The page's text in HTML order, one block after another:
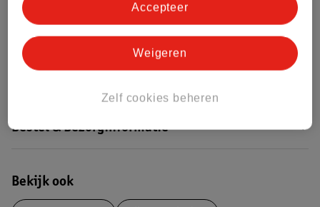
Nature Impact Score
Impact Score.
Meer informatie
Bestel & Bezorginformatie
Bekijk ook
Zelf cookies beheren
Weigeren
Accepteer